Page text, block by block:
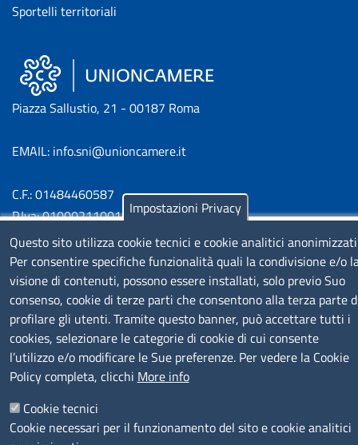
Sportelli territoriali
Piazza Sallustio, 21 - 00187 Roma
EMAIL: info.sni@unioncamere.it
C.F.: 01484460587
P.Iva: 01000211001
SERVIZIO REALIZZATO DA
Impostazioni Privacy
Questo sito utilizza cookie tecnici e cookie analitici
Per consentire specifiche funzionalità quali la condivisione e/o
visione di contenuti, possono essere installati, solo previo Suo
consenso, cookie di terze parti che consentono alla terza parte
profilare gli utenti. Tramite questo banner, può accettare tutti i
cookies, selezionare le categorie di cookie di cui consente
l’utilizzo e/o modificare le Sue preferenze. Per vedere la Cookie
Policy completa, clicchi More info
Cookie tecnici
Cookie necessari per il funzionamento del sito e cookie analitici